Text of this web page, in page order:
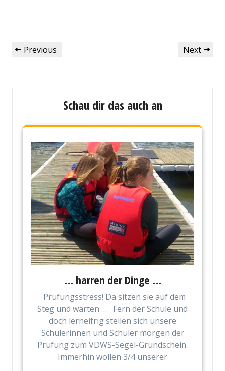
Beitragsnavigation
Previous
Previous
Next
Next
Schau dir das auch an
… harren der Dinge …
Prüfungsstress! Da sitzen sie auf dem
Steg und warten … Fern der Schule und
doch lerneifrig stellen sich unsere
Schülerinnen und Schüler morgen der
Prüfung zum VDWS-Segel-Grundschein.
Immerhin wollen 3/4 unserer